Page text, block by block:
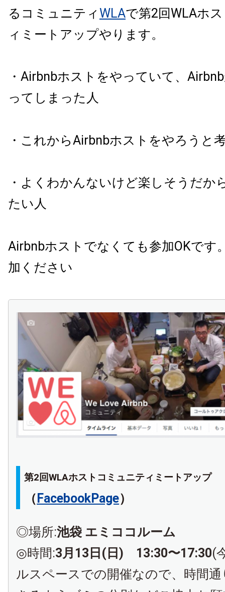
るコミュニティ WLAで第2回WLAホ
ィミートアップやります。
・Airbnbホストをやっていて、
ってしまった人
・これからAirbnbホストをやろうと
・よくわかんないけど楽しそうだか
たい人
Airbnbホストでなくても参加OKです
加ください
第2回WLAホストコミュニティミートアップ
（FacebookPage）
◎場所:池袋 エミココルーム
◎時間:3月13日(日) 13:30〜17:30(
ルスペースでの開催なので、時間